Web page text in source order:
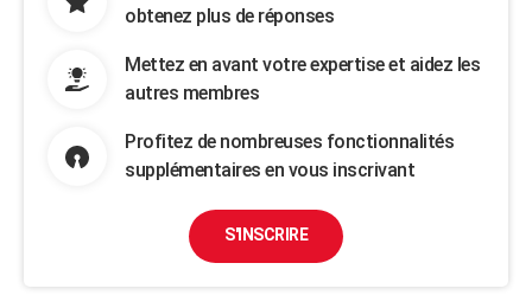
obtenez plus de réponses
Mettez en avant votre expertise et aidez les
autres membres
Profitez de nombreuses fonctionnalités
supplémentaires en vous inscrivant
S'INSCRIRE